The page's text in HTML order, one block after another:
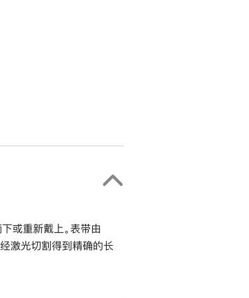
或重新戴上。表带由
激光切割得到精确的长